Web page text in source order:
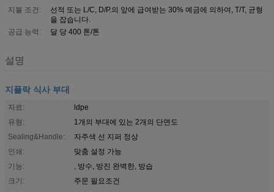
지불 조건:
선적 또는 L/C, D/P.의 앞에 급여받는 30% 예금에 의하여, T/T, 균형
을 잡습니다.
공급 능력:
달 당 400 톤/톤
설명
지플락 식사 부대
자료:
ldpe
유형:
1개의 부대에 있는 2개의 단면도
Sealing&Handle:
자주색 선 지퍼 정상
인쇄:
맞춤 설정 가능
기능:
, 방수, 방진 완벽한, 방습
크기:
주문 필요조건